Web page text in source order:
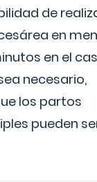
de
en
en el
necesario,
los partos
pueden